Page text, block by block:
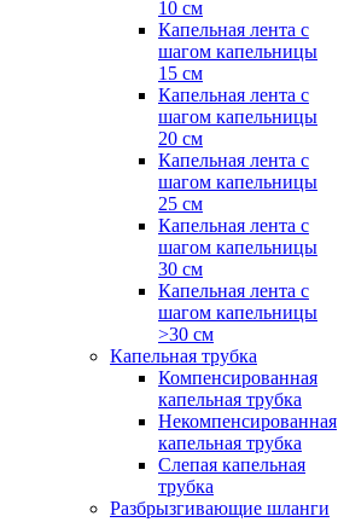
10 см
Капельная лента с
шагом капельницы
15 см
Капельная лента с
шагом капельницы
20 см
Капельная лента с
шагом капельницы
25 см
Капельная лента с
шагом капельницы
30 см
Капельная лента с
шагом капельницы
>30 см
Капельная трубка
Компенсированная
капельная трубка
Некомпенсированная
капельная трубка
Слепая капельная
трубка
Разбрызгивающие шланги